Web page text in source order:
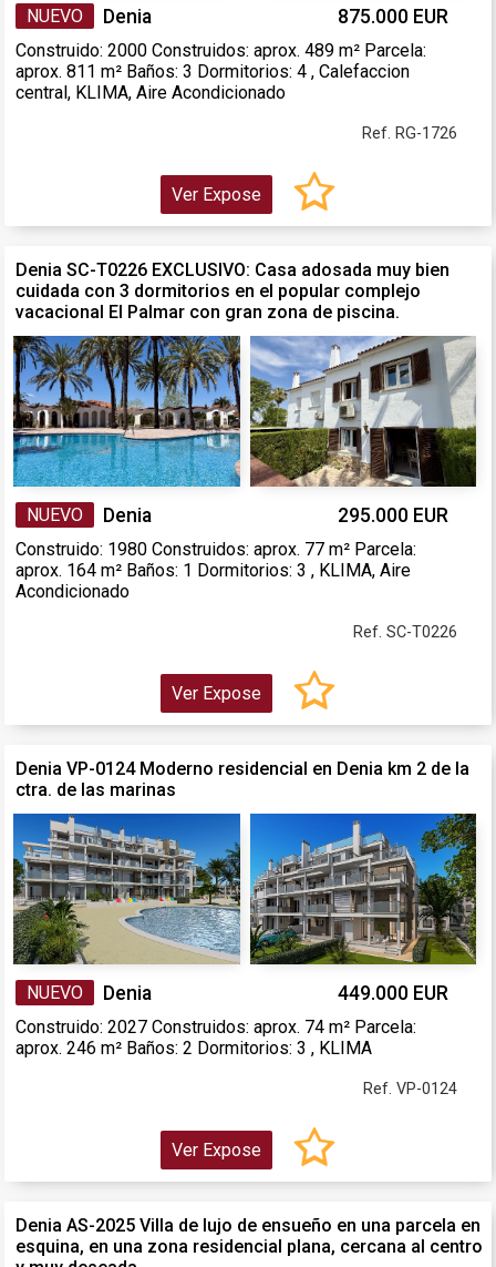
NUEVO Denia 875.000 EUR
Construido: 2000 Construidos: aprox. 489 m² Parcela:
aprox. 811 m² Baños: 3 Dormitorios: 4 , Calefaccion
central, KLIMA, Aire Acondicionado
Ref. RG-1726
Ver Expose
Denia SC-T0226 EXCLUSIVO: Casa adosada muy bien
cuidada con 3 dormitorios en el popular complejo
vacacional El Palmar con gran zona de piscina.
NUEVO Denia 295.000 EUR
Construido: 1980 Construidos: aprox. 77 m² Parcela:
aprox. 164 m² Baños: 1 Dormitorios: 3 , KLIMA, Aire
Acondicionado
Ref. SC-T0226
Ver Expose
Denia VP-0124 Moderno residencial en Denia km 2 de la
ctra. de las marinas
NUEVO Denia 449.000 EUR
Construido: 2027 Construidos: aprox. 74 m² Parcela:
aprox. 246 m² Baños: 2 Dormitorios: 3 , KLIMA
Ref. VP-0124
Ver Expose
Denia AS-2025 Villa de lujo de ensueño en una parcela en
esquina, en una zona residencial plana, cercana al centro